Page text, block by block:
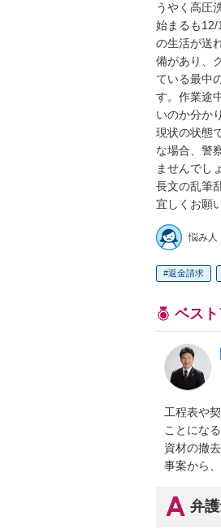
うやく高圧
始まるも12/
の生活が送
備があり、
ている最中
す。作業途
いのか分か
現状の状態
な場合、警
ませんでし
長文の乱筆
宜しくお願
悩み人
返金請求
ベス
工程表や
ことにな
資材の撤
事案から
弁